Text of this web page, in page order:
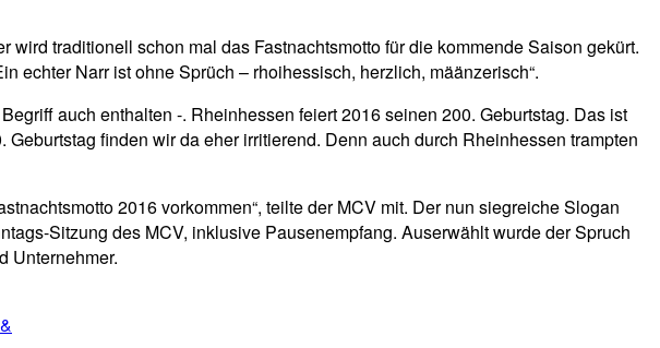
traditionell schon mal das Fastnachtsmotto für die kommende Saison gekürt.
echter Narr ist ohne Sprüch – rhoihessisch, herzlich, määnzerisch“.
auch enthalten -. Rheinhessen feiert 2016 seinen 200. Geburtstag. Das ist
finden wir da eher irritierend. Denn auch durch Rheinhessen trampten
2016 vorkommen“, teilte der MCV mit. Der nun siegreiche Slogan
Sitzung des MCV, inklusive Pausenempfang. Auserwählt wurde der Spruch
Unternehmer.